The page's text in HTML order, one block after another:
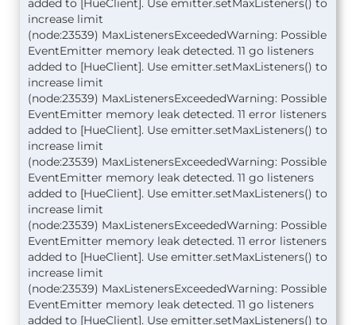
added to [HueClient]. Use emitter.setMaxListeners() to
increase limit
(node:23539) MaxListenersExceededWarning: Possible
EventEmitter memory leak detected. 11 go listeners
added to [HueClient]. Use emitter.setMaxListeners() to
increase limit
(node:23539) MaxListenersExceededWarning: Possible
EventEmitter memory leak detected. 11 error listeners
added to [HueClient]. Use emitter.setMaxListeners() to
increase limit
(node:23539) MaxListenersExceededWarning: Possible
EventEmitter memory leak detected. 11 go listeners
added to [HueClient]. Use emitter.setMaxListeners() to
increase limit
(node:23539) MaxListenersExceededWarning: Possible
EventEmitter memory leak detected. 11 error listeners
added to [HueClient]. Use emitter.setMaxListeners() to
increase limit
(node:23539) MaxListenersExceededWarning: Possible
EventEmitter memory leak detected. 11 go listeners
added to [HueClient]. Use emitter.setMaxListeners() to